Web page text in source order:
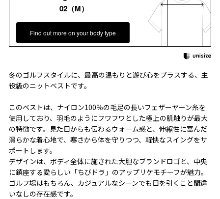
02（M）
Find out more on your body type
冬のゴルフスタイルに、最高の温もりと遊び心をプラスする、主
役級のニットベストです。
このベストは、ナイロン100％の毛足の長いフェザーヤーン糸を
使用しており、羽毛のようにフワフワとした極上の肌触りが最大
の特徴です。見た目からも伝わるウォーム感と、伸縮性に富んだ
滑らかな着心地で、寒さから体を守りつつ、軽快なスイングをサ
ポートします。
デザインは、ボディ全体に施された大胆なブランドロゴと、中央
に鎮座する愛らしい「ちびドラ」のアップリケモチーフが魅力。
ゴルフ場はもちろん、カジュアルなシーンでも目を引くこと間違
いなしの存在感です。